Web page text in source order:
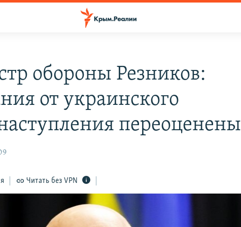
обороны Резников:
от украинского
переоценены
Читать без VPN